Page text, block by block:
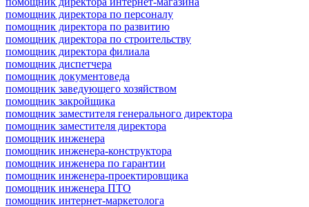
помощник директора по персоналу
помощник директора по развитию
помощник директора по строительству
помощник директора филиала
помощник диспетчера
помощник документоведа
помощник заведующего хозяйством
помощник закройщика
помощник заместителя генерального директора
помощник заместителя директора
помощник инженера
помощник инженера-конструктора
помощник инженера по гарантии
помощник инженера-проектировщика
помощник инженера ПТО
помощник интернет-маркетолога